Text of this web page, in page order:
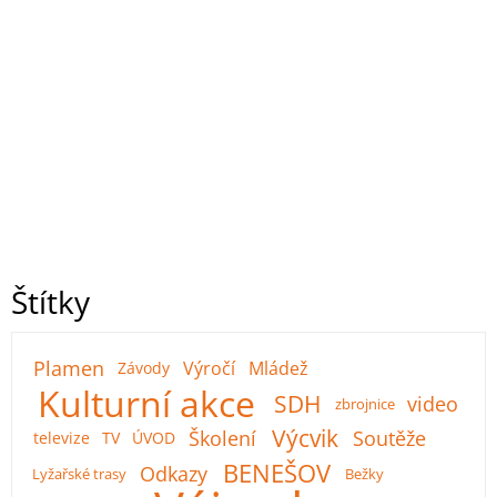
Štítky
Plamen Závody Výročí Mládež
Kulturní akce SDH zbrojnice video
televize TV ÚVOD Školení Výcvik Soutěže
Lyžařské trasy Odkazy BENEŠOV Bežky